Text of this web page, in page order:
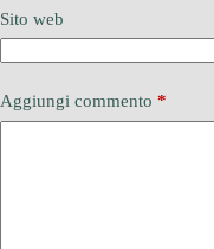
Sito web
Aggiungi commento *